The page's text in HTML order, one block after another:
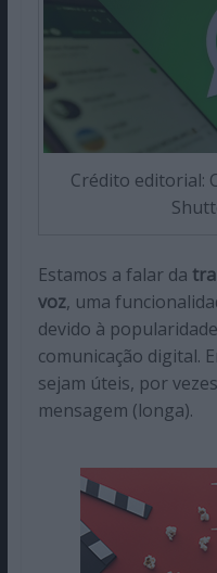
Crédito editorial:
Estamos a falar da
voz, uma
devido à
comunicação digital.
sejam úteis, por
mensagem (longa).